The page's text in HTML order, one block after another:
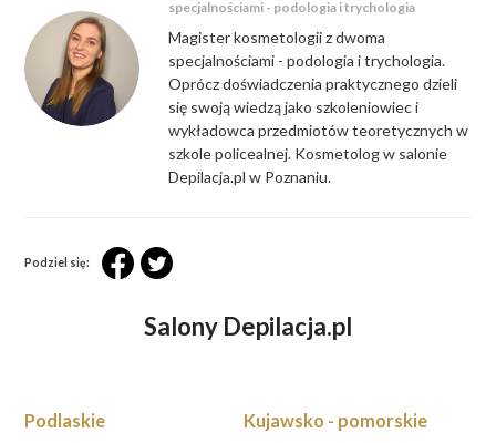
specjalnościami - podologia i trychologia
Magister kosmetologii z dwoma
specjalnościami - podologia i trychologia.
Oprócz doświadczenia praktycznego dzieli
się swoją wiedzą jako szkoleniowiec i
wykładowca przedmiotów teoretycznych w
szkole policealnej. Kosmetolog w salonie
Depilacja.pl w Poznaniu.
Podziel się:
Salony Depilacja.pl
Podlaskie Kujawsko - pomorskie